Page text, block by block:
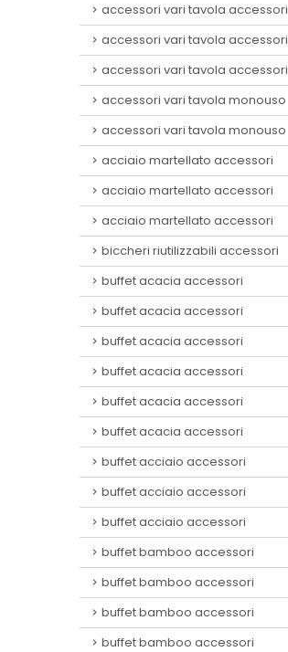
accessori vari tavola accessori
accessori vari tavola accessori
accessori vari tavola accessori
accessori vari tavola monouso
accessori vari tavola monouso
acciaio martellato accessori
acciaio martellato accessori
acciaio martellato accessori
biccheri riutilizzabili accessori
buffet acacia accessori
buffet acacia accessori
buffet acacia accessori
buffet acacia accessori
buffet acacia accessori
buffet acacia accessori
buffet acciaio accessori
buffet acciaio accessori
buffet acciaio accessori
buffet bamboo accessori
buffet bamboo accessori
buffet bamboo accessori
buffet bamboo accessori